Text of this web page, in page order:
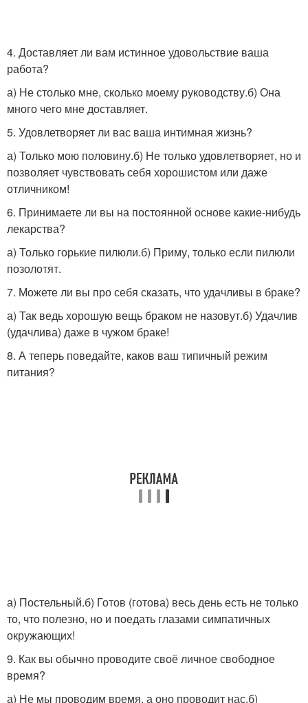
4. Доставляет ли вам истинное удоволь­ствие ваша
работа?
а) Не столько мне, сколько моему руководству.б) Она
много чего мне доставляет.
5. Удовлетворяет ли вас ваша интимная жизнь?
а) Только мою половину.б) Не только удовлетворяет, но и
позволяет чувствовать себя хорошистом или даже
отличником!
6. Принимаете ли вы на постоянной основе какие-нибудь
лекарства?
а) Только горькие пилюли.б) Приму, только если пилюли
позолотят.
7. Можете ли вы про себя сказать, что удачливы в браке?
а) Так ведь хорошую вещь браком не назовут.б) Удачлив
(удачлива) даже в чужом браке!
8. А теперь поведайте, каков ваш типичный режим
питания?
а) Постельный.б) Готов (готова) весь день есть не только
то, что полезно, но и поедать глазами симпатичных
окружающих!
9. Как вы обычно прово­дите своё личное свободное
время?
а) Не мы проводим время, а оно проводит нас.б)